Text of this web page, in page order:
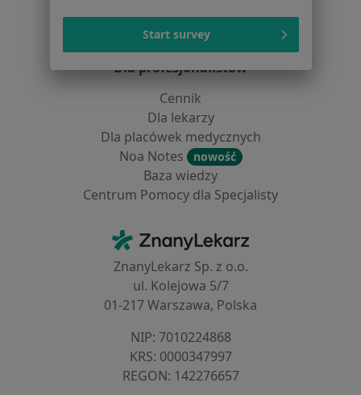
Aplikacje mobilne
Blog dla pacjentów
Dla profesjonalistów
Cennik
Dla lekarzy
Dla placówek medycznych
Noa Notes
nowość
Baza wiedzy
Centrum Pomocy dla Specjalisty
ZnanyLekarz - Strona główna
ZnanyLekarz Sp. z o.o.
ul. Kolejowa 5/7
01-217 Warszawa, Polska
NIP: ⁠7010224868
KRS: ⁠0000347997
REGON: ⁠142276657
Start survey